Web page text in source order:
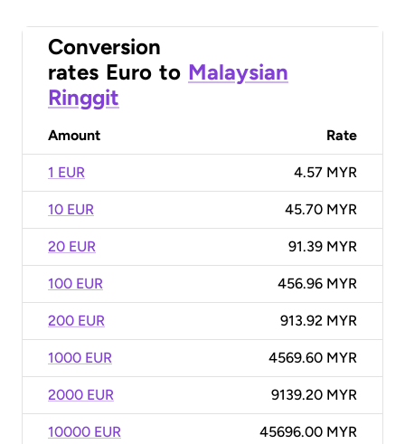
Conversion
rates Euro to Malaysian
Ringgit
Amount Rate
1 EUR 4.57 MYR
10 EUR 45.70 MYR
20 EUR 91.39 MYR
100 EUR 456.96 MYR
200 EUR 913.92 MYR
1000 EUR 4569.60 MYR
2000 EUR 9139.20 MYR
10000 EUR 45696.00 MYR